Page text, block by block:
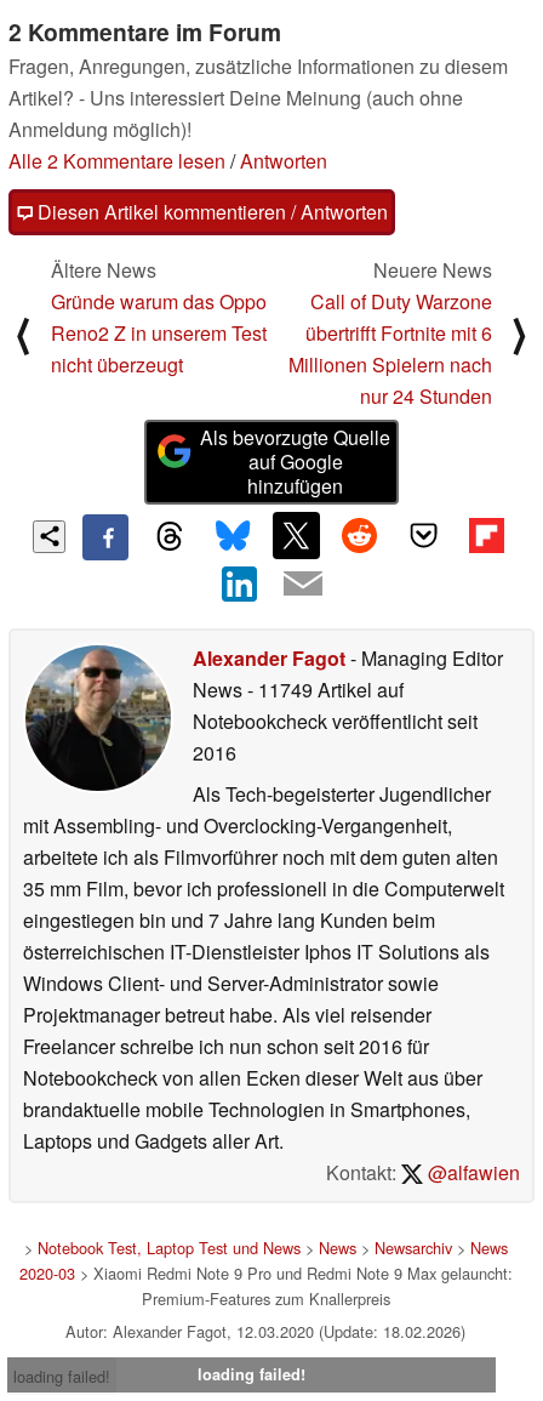
2 Kommentare im Forum
Fragen, Anregungen, zusätzliche Informationen zu diesem
Artikel? - Uns interessiert Deine Meinung (auch ohne
Anmeldung möglich)!
Alle 2 Kommentare lesen /Antworten
Diesen Artikel kommentieren / Antworten
⟨
Ältere News
Gründe warum das Oppo
Reno2 Z in unserem Test
nicht überzeugt
Neuere News
Call of Duty Warzone
übertrifft Fortnite mit 6
Millionen Spielern nach
nur 24 Stunden
⟩
Als bevorzugte Quelle
auf Google
hinzufügen
Alexander Fagot- Managing Editor
News- 11749 Artikel auf
Notebookcheck veröffentlichtseit
2016
Als Tech-begeisterter Jugendlicher
mit Assembling- und Overclocking-Vergangenheit,
arbeitete ich als Filmvorführer noch mit dem guten alten
35 mm Film, bevor ich professionell in die Computerwelt
eingestiegen bin und 7 Jahre lang Kunden beim
österreichischen IT-Dienstleister Iphos IT Solutions als
Windows Client- und Server-Administrator sowie
Projektmanager betreut habe. Als viel reisender
Freelancer schreibe ich nun schon seit 2016 für
Notebookcheck von allen Ecken dieser Welt aus über
brandaktuelle mobile Technologien in Smartphones,
Laptops und Gadgets aller Art.
Kontakt:
@alfawien
> Notebook Test, Laptop Test und News> News> Newsarchiv> News
2020-03> Xiaomi Redmi Note 9 Pro und Redmi Note 9 Max gelauncht:
Premium-Features zum Knallerpreis
Autor: Alexander Fagot, 12.03.2020 (Update: 18.02.2026)
loading failed!
loading failed!